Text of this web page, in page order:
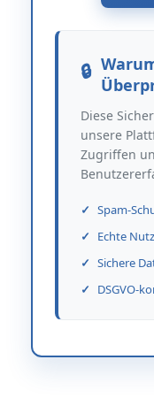
Diese
unsere
Zugriffen
Spam-
Echte
Sichere
DSGVO-